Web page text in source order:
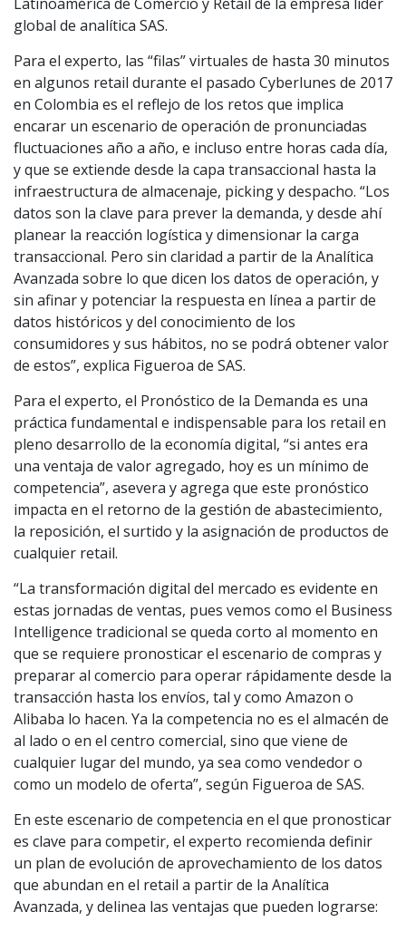
global de analítica SAS.
Para el experto, las “filas” virtuales de hasta 30 minutos
en algunos retail durante el pasado Cyberlunes de 2017
en Colombia es el reflejo de los retos que implica
encarar un escenario de operación de pronunciadas
fluctuaciones año a año, e incluso entre horas cada día,
y que se extiende desde la capa transaccional hasta la
infraestructura de almacenaje, picking y despacho. “Los
datos son la clave para prever la demanda, y desde ahí
planear la reacción logística y dimensionar la carga
transaccional. Pero sin claridad a partir de la Analítica
Avanzada sobre lo que dicen los datos de operación, y
sin afinar y potenciar la respuesta en línea a partir de
datos históricos y del conocimiento de los
consumidores y sus hábitos, no se podrá obtener valor
de estos”, explica Figueroa de SAS.
Para el experto, el Pronóstico de la Demanda es una
práctica fundamental e indispensable para los retail en
pleno desarrollo de la economía digital, “si antes era
una ventaja de valor agregado, hoy es un mínimo de
competencia”, asevera y agrega que este pronóstico
impacta en el retorno de la gestión de abastecimiento,
la reposición, el surtido y la asignación de productos de
cualquier retail.
“La transformación digital del mercado es evidente en
estas jornadas de ventas, pues vemos como el Business
Intelligence tradicional se queda corto al momento en
que se requiere pronosticar el escenario de compras y
preparar al comercio para operar rápidamente desde la
transacción hasta los envíos, tal y como Amazon o
Alibaba lo hacen. Ya la competencia no es el almacén de
al lado o en el centro comercial, sino que viene de
cualquier lugar del mundo, ya sea como vendedor o
como un modelo de oferta”, según Figueroa de SAS.
En este escenario de competencia en el que pronosticar
es clave para competir, el experto recomienda definir
un plan de evolución de aprovechamiento de los datos
que abundan en el retail a partir de la Analítica
Avanzada, y delinea las ventajas que pueden lograrse: